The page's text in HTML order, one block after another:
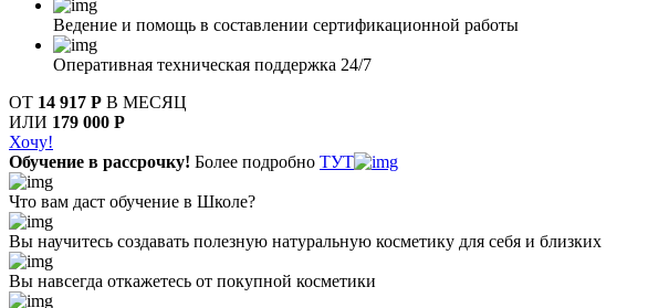
Ведение и помощь в составлении сертификационной работы
Оперативная техническая поддержка 24/7
ОТ 14 917 Р В МЕСЯЦ
ИЛИ 179 000 Р
Хочу!
Обучение в рассрочку! Более подробно ТУТ
Что вам даст обучение в Школе?
Вы научитесь создавать полезную натуральную косметику для себя и близких
Вы навсегда откажетесь от покупной косметики